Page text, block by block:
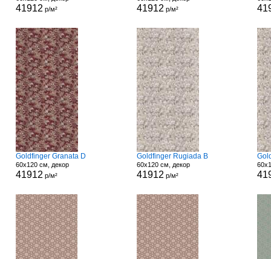
41912 р/м² 41912 р/м²
Goldfinger Granata D
60x120 см, декор
41912 р/м²
Goldfinger Rugiada B
60x120 см, декор
41912 р/м²